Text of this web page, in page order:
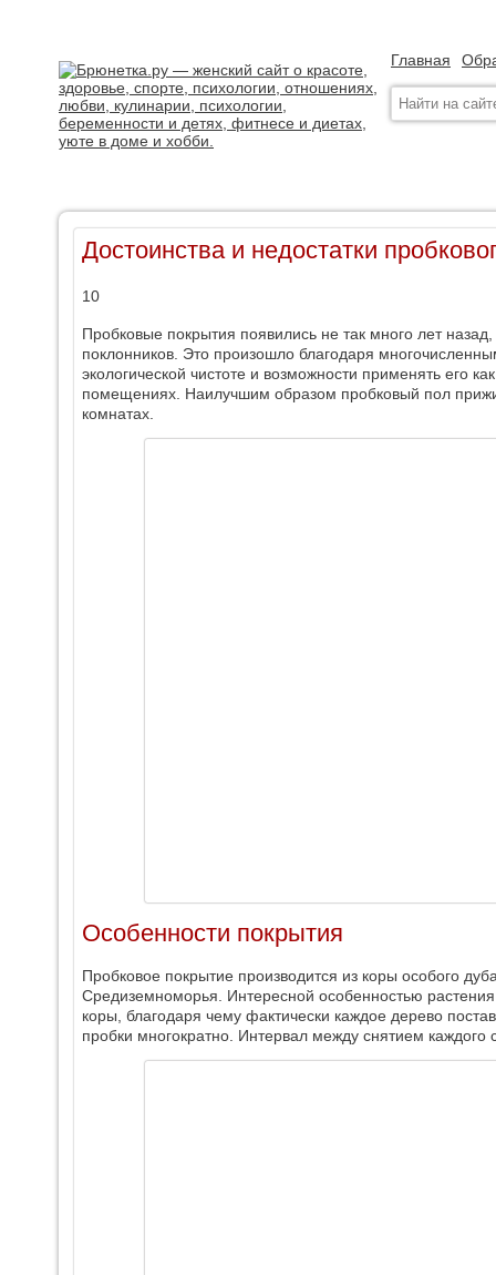
Главная
Достоинства и недостатки
10
Пробковые покрытия появились не так много лет
поклонников. Это произошло благодаря
экологической чистоте и возможности применять его
помещениях. Наилучшим образом пробковый пол
комнатах.
Особенности покрытия
Пробковое покрытие производится из коры особого
Средиземноморья. Интересной особенностью
коры, благодаря чему фактически каждое дерево
пробки многократно. Интервал между снятием каждого